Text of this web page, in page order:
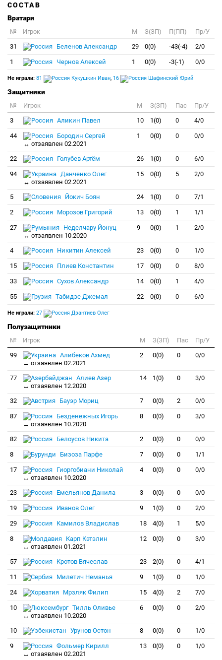
СОСТАВ
Вратари
№ Игрок M З(ЗП) П(ПП)
Пр/У
31
Беленов Александр 29 0(0) -43(-4) 2/0
1 Чернов Алексей 1 0(0) -3(-1) 0/0
Не играли: 81 Кукушкин Иван, 16 Шафинский Юрий
Защитники
№ Игрок M З(ЗП) Пас
Пр/У
3
Аликин Павел 10 1(0) 0 4/0
44
Бородин Сергей
↔ отзаявлен 02.2021
1 0(0) 0 0/0
22 Голубев Артём 26 1(0) 0 6/0
94
Данченко Олег
↔ отзаявлен 02.2021
15 0(0) 5 2/0
5 Йокич Боян 24 1(0) 0 7/1
2 Морозов Григорий 13 0(0) 1 1/1
27
Неделчару Йонуц
↔ отзаявлен 10.2020
9 0(0) 1 2/0
4 Никитин Алексей 23 0(0) 0 1/0
15 Плиев Константин 17 0(0) 0 8/0
33 Сухов Александр 14 0(0) 1 4/0
55 Табидзе Джемал 22 0(0) 0 6/0
Не играли: 27 Дзантиев Олег
Полузащитники
№ Игрок M З(ЗП) Пас
Пр/У
99
Алибеков Ахмед
↔ отзаявлен 02.2021
2 0(0) 0 0/0
77
Алиев Азер
↔ отзаявлен 12.2020
14 1(0) 0 3/0
32 Бауэр Мориц 7 0(0) 2 0/0
87
Безденежных Игорь
↔ отзаявлен 10.2020
8 0(0) 0 3/0
82 Белоусов Никита 2 0(0) 0 0/0
8 Бизоза Парфе 7 0(0) 0 1/1
17
Гиоргобиани Николай
↔ отзаявлен 10.2020
4 0(0) 0 0/0
23 Емельянов Данила 3 0(0) 0 0/0
19 Иванов Олег 9 1(0) 0 2/0
29 Камилов Владислав 18 4(0) 1 5/0
8
Карп Кэтэлин
↔ отзаявлен 01.2021
12 0(0) 0 3/0
57 Кротов Вячеслав 23 2(0) 0 4/1
11 Милетич Неманья 9 1(0) 0 1/0
24 Мрзляк Филип 15 4(0) 2 7/0
10
Тилль Оливье
↔ отзаявлен 10.2020
6 0(0) 0 2/0
10 Урунов Остон 8 0(0) 0 1/0
9
Фольмер Кирилл
↔ отзаявлен 02.2021
13 0(0) 0 1/0